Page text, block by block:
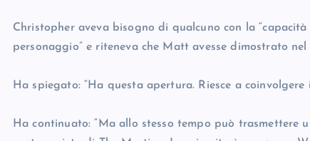
Christopher aveva bisogno di qualcuno con la
personaggio” e riteneva che Matt avesse dimostrato
Ha spiegato: “Ha questa apertura. Riesce a coinvolgere
Ha continuato: “Ma allo stesso tempo può trasmettere